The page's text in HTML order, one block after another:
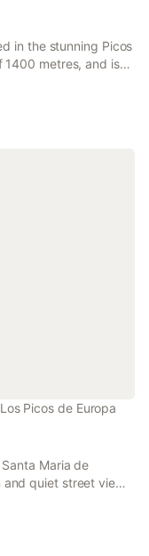
in the stunning Picos
1400 metres, and is
Picos de Europa
Maria de
quiet street views.
the property.